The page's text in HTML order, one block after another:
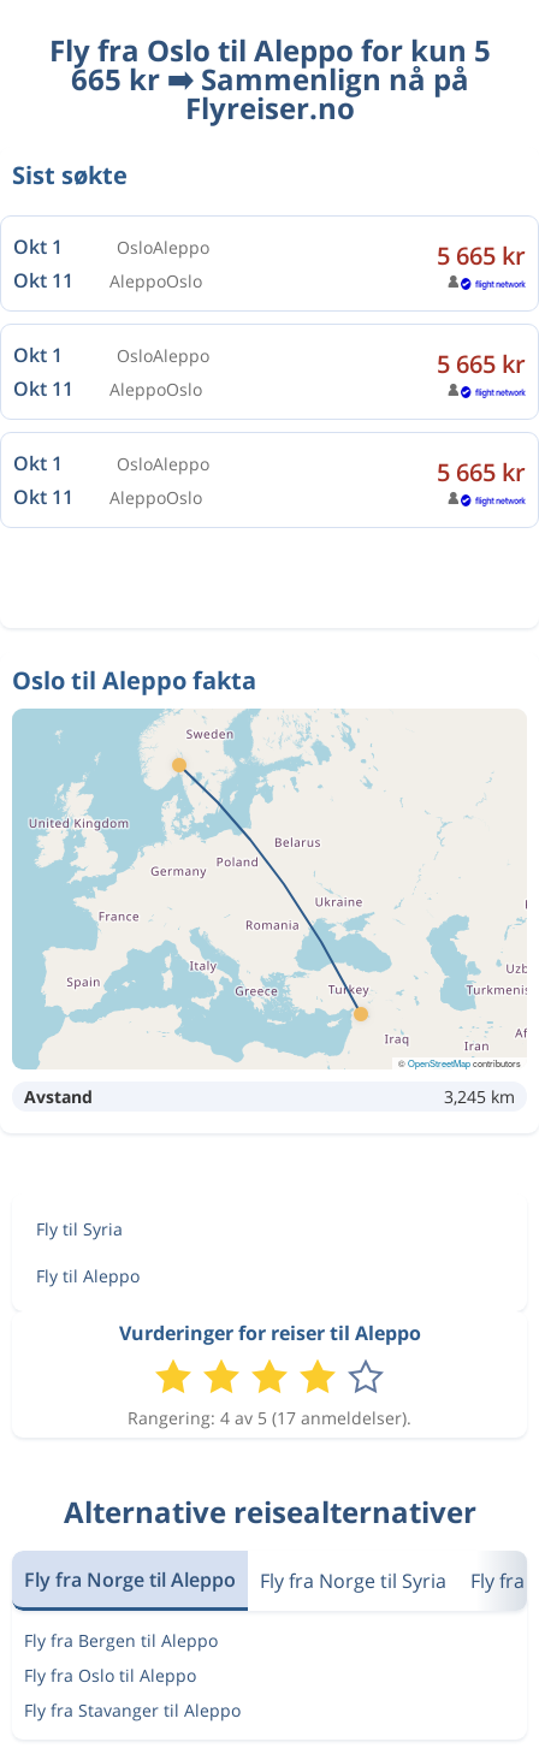
Fly fra Oslo til Aleppo for kun 5
665 kr ➡️ Sammenlign nå på
Flyreiser.no
Sist søkte
Okt 1 OsloAleppo
Okt 11 AleppoOslo
5 665 kr
Okt 1 OsloAleppo
Okt 11 AleppoOslo
5 665 kr
Okt 1 OsloAleppo
Okt 11 AleppoOslo
5 665 kr
Oslo til Aleppo fakta
©OpenStreetMapcontributors
Avstand 3,245 km
Fly til Syria
Fly til Aleppo
Vurderinger for reiser til Aleppo
Rangering: 4 av 5 (17 anmeldelser).
Alternative reisealternativer
Fly fra Norge til Aleppo Fly fra Norge til Syria Fly fra
Fly fra Bergen til Aleppo
Fly fra Oslo til Aleppo
Fly fra Stavanger til Aleppo